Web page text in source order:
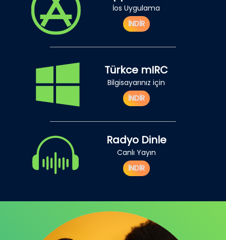
İos Uygulama
İNDİR
Türkce mIRC
Bilgisayarınız için
İNDİR
Radyo Dinle
Canlı Yayın
İNDİR